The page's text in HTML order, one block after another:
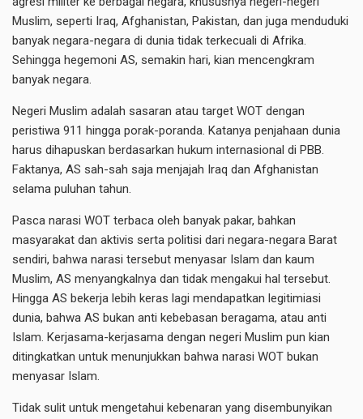
Muslim, seperti Iraq, Afghanistan, Pakistan, dan juga menduduki
banyak negara-negara di dunia tidak terkecuali di Afrika.
Sehingga hegemoni AS, semakin hari, kian mencengkram
banyak negara.
Negeri Muslim adalah sasaran atau target WOT dengan
peristiwa 911 hingga porak-poranda. Katanya penjahaan dunia
harus dihapuskan berdasarkan hukum internasional di PBB.
Faktanya, AS sah-sah saja menjajah Iraq dan Afghanistan
selama puluhan tahun.
Pasca narasi WOT terbaca oleh banyak pakar, bahkan
masyarakat dan aktivis serta politisi dari negara-negara Barat
sendiri, bahwa narasi tersebut menyasar Islam dan kaum
Muslim, AS menyangkalnya dan tidak mengakui hal tersebut.
Hingga AS bekerja lebih keras lagi mendapatkan legitimiasi
dunia, bahwa AS bukan anti kebebasan beragama, atau anti
Islam. Kerjasama-kerjasama dengan negeri Muslim pun kian
ditingkatkan untuk menunjukkan bahwa narasi WOT bukan
menyasar Islam.
Tidak sulit untuk mengetahui kebenaran yang disembunyikan